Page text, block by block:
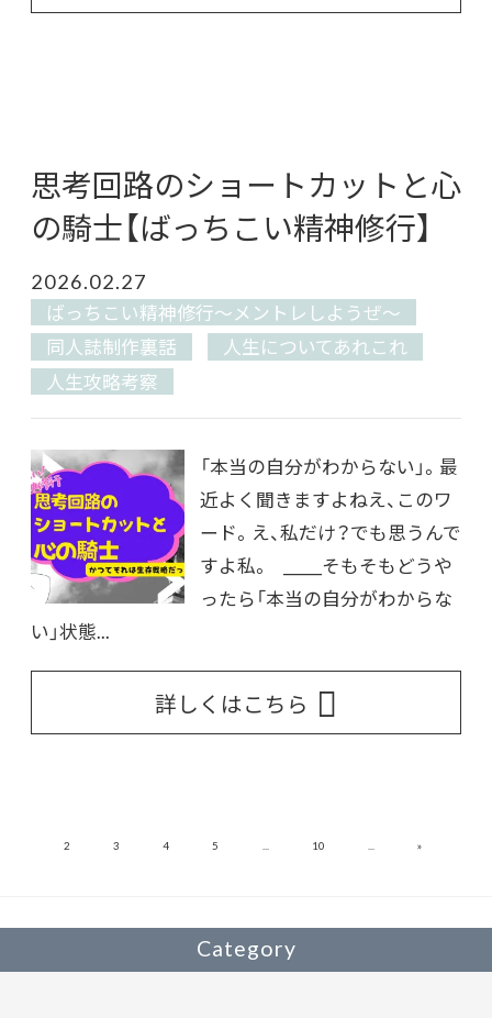
思考回路のショートカットと心
の騎士【ばっちこい精神修行】
2026.02.27
ばっちこい精神修行〜メントレしようぜ〜
同人誌制作裏話
人生についてあれこれ
人生攻略考察
「本当の自分がわからない」。最
近よく聞きますよねえ、このワ
ード。え、私だけ？でも思うんで
すよ私。 _____そもそもどうや
ったら「本当の自分がわからな
い」状態...
詳しくはこちら
2 3 4 5 ... 10 ... »
Category